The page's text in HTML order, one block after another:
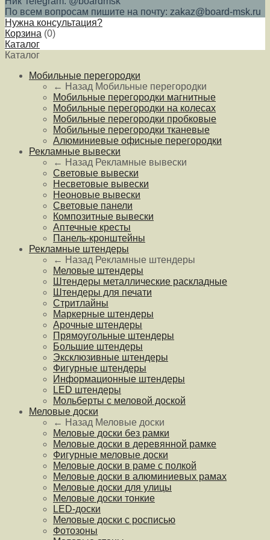
По всем вопросам пишите на почту: zakaz@board-msk.ru
Нужна консультация?
Корзина (0)
Каталог
Каталог
Мобильные перегородки
← Назад Мобильные перегородки
Мобильные перегородки магнитные
Мобильные перегородки на колесах
Мобильные перегородки пробковые
Мобильные перегородки тканевые
Алюминиевые офисные перегородки
Рекламные вывески
← Назад Рекламные вывески
Световые вывески
Несветовые вывески
Неоновые вывески
Световые панели
Композитные вывески
Аптечные кресты
Панель-кронштейны
Рекламные штендеры
← Назад Рекламные штендеры
Меловые штендеры
Штендеры металлические раскладные
Штендеры для печати
Стритлайны
Маркерные штендеры
Арочные штендеры
Прямоугольные штендеры
Большие штендеры
Эксклюзивные штендеры
Фигурные штендеры
Информационные штендеры
LED штендеры
Мольберты с меловой доской
Меловые доски
← Назад Меловые доски
Меловые доски без рамки
Меловые доски в деревянной рамке
Фигурные меловые доски
Меловые доски в раме с полкой
Меловые доски в алюминиевых рамах
Меловые доски для улицы
Меловые доски тонкие
LED-доски
Меловые доски с росписью
Фотозоны